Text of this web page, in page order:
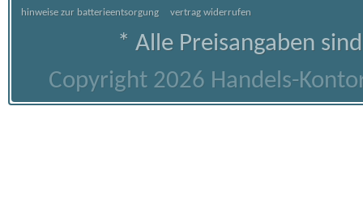
hinweise zur batterieentsorgung vertrag widerrufen
* Alle Preisangaben
Copyright 2026 Handels-